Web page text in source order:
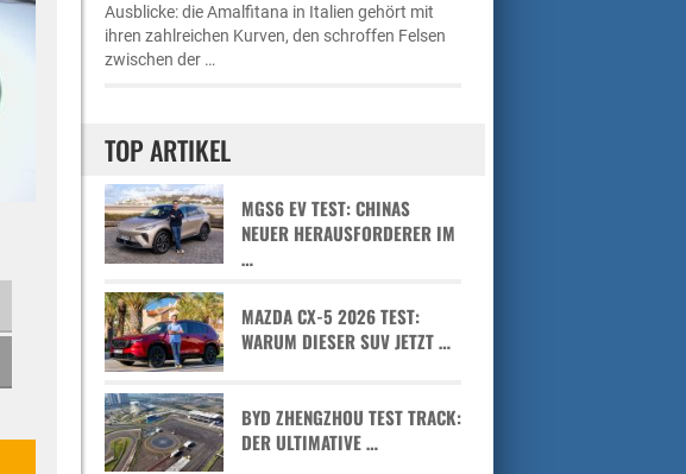
Ausblicke: die Amalfitana in Italien gehört mit
ihren zahlreichen Kurven, den schroffen Felsen
zwischen der …
TOP ARTIKEL
MGS6 EV TEST: CHINAS
NEUER HERAUSFORDERER IM
…
MAZDA CX-5 2026 TEST:
WARUM DIESER SUV JETZT …
BYD ZHENGZHOU TEST TRACK:
DER ULTIMATIVE …